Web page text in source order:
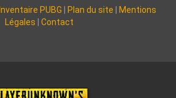
Inventaire PUBG Plan du site
Mentions
Légales
Contact